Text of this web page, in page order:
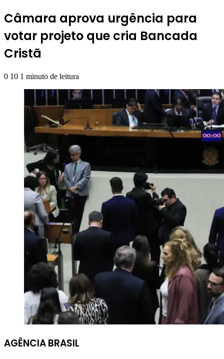
Câmara aprova urgência para
votar projeto que cria Bancada
Cristã
0 10 1 minuto de leitura
AGÊNCIA BRASIL